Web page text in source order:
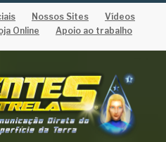
Nossos Sites
Vídeos
Online Apoio ao trabalho